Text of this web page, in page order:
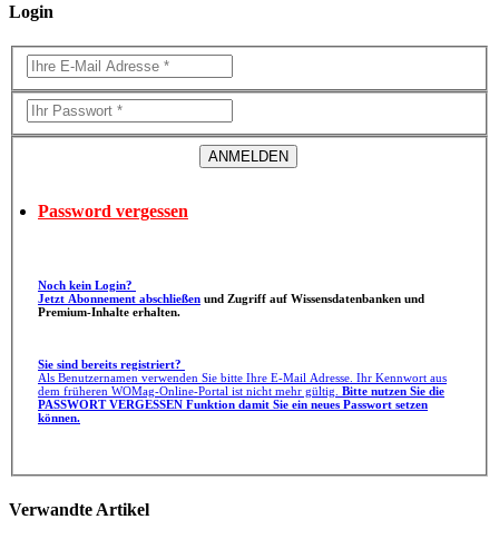
Login
Password vergessen
Noch kein Login?
Jetzt Abonnement abschließen
Premium-Inhalte erhalten.
Sie sind bereits registriert?
Als Benutzernamen verwenden Sie bitte Ihre E-Mail Adresse. Ihr Kennwort aus
dem früheren WOMag-Online-Portal ist nicht mehr gültig. Bitte nutzen Sie die
PASSWORT VERGESSEN Funktion damit Sie ein neues Passwort setzen
können.
Verwandte Artikel